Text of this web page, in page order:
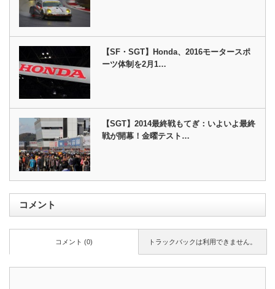
【SF・SGT】Honda、2016モータースポ
ーツ体制を2月1…
【SGT】2014最終戦もてぎ：いよいよ最終
戦が開幕！金曜テスト…
コメント
トラックバックは利用できません。
コメント (0)